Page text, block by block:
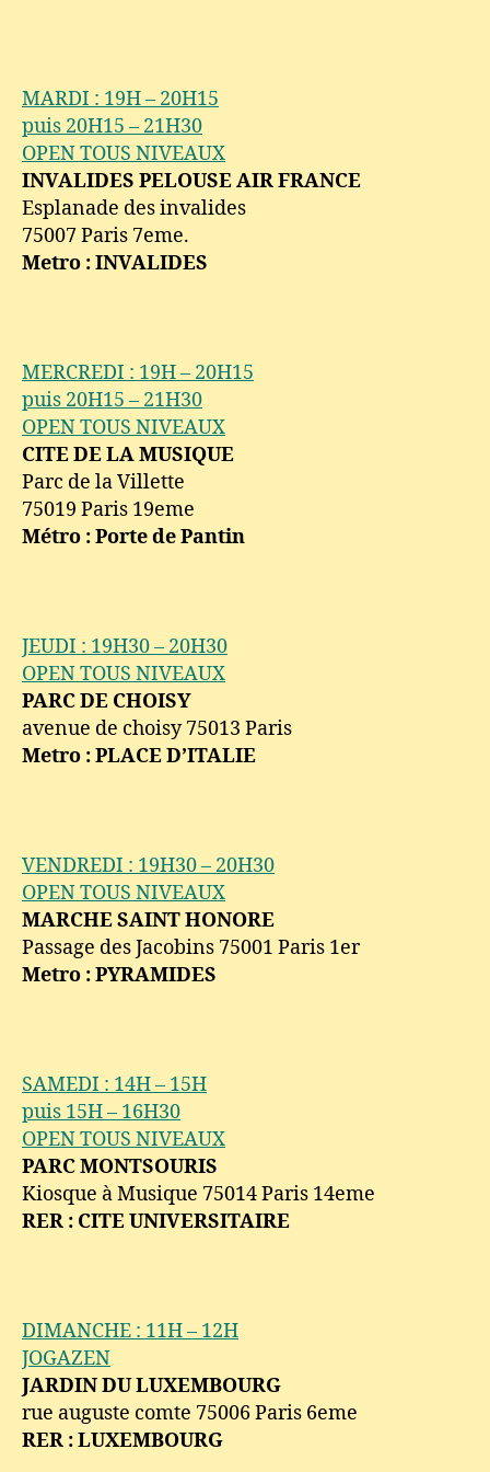
MARDI : 19H – 20H15
puis 20H15 – 21H30
OPEN TOUS NIVEAUX
INVALIDES PELOUSE AIR FRANCE
Esplanade des invalides
75007 Paris 7eme.
Metro : INVALIDES
MERCREDI : 19H – 20H15
puis 20H15 – 21H30
OPEN TOUS NIVEAUX
CITE DE LA MUSIQUE
Parc de la Villette
75019 Paris 19eme
Métro : Porte de Pantin
JEUDI : 19H30 – 20H30
OPEN TOUS NIVEAUX
PARC DE CHOISY
avenue de choisy 75013 Paris
Metro : PLACE D’ITALIE
VENDREDI : 19H30 – 20H30
OPEN TOUS NIVEAUX
MARCHE SAINT HONORE
Passage des Jacobins 75001 Paris 1er
Metro : PYRAMIDES
SAMEDI : 14H – 15H
puis 15H – 16H30
OPEN TOUS NIVEAUX
PARC MONTSOURIS
Kiosque à Musique 75014 Paris 14eme
RER : CITE UNIVERSITAIRE
DIMANCHE : 11H – 12H
JOGAZEN
JARDIN DU LUXEMBOURG
rue auguste comte 75006 Paris 6eme
RER : LUXEMBOURG